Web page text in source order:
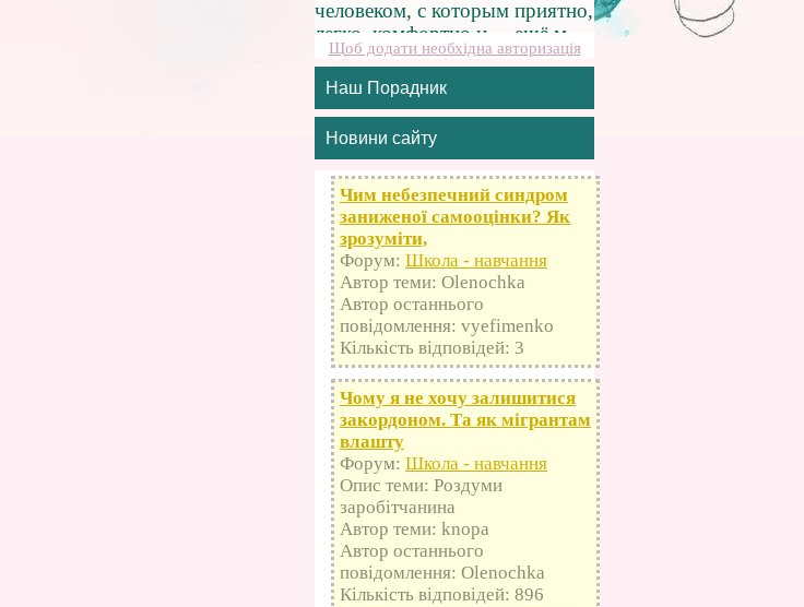
Щоб додати необхідна авторизація
Наш Порадник
Новини сайту
Чим небезпечний синдром
заниженої самооцінки? Як
зрозуміти,
Форум: Школа - навчання
Автор теми: Olenochka
Автор останнього
повідомлення: vyefimenko
Кількість відповідей: 3
Чому я не хочу залишитися
закордоном. Та як мігрантам
влашту
Форум: Школа - навчання
Опис теми: Роздуми
заробітчанина
Автор теми: knopa
Автор останнього
повідомлення: Olenochka
Кількість відповідей: 896